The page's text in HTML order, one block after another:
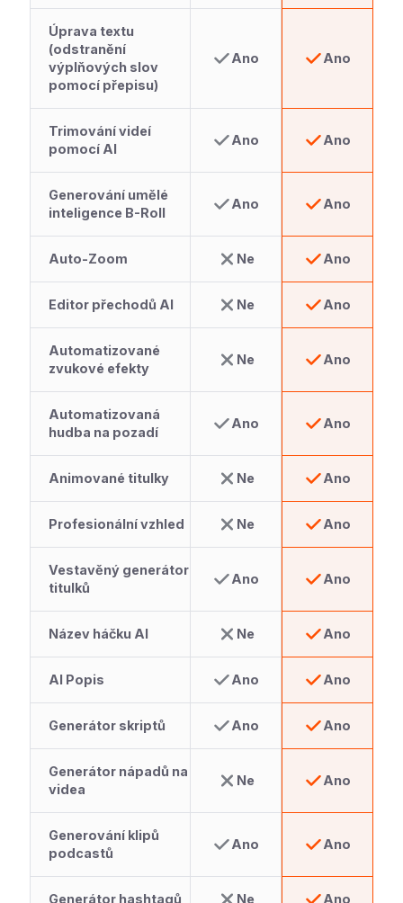
Úprava textu
(odstranění
výplňových slov
pomocí přepisu)
Ano Ano
Trimování videí
pomocí AI
Ano Ano
Generování umělé
inteligence B-Roll
Ano Ano
Auto-Zoom Ne Ano
Editor přechodů AI Ne Ano
Automatizované
zvukové efekty
Ne Ano
Automatizovaná
hudba na pozadí
Ano Ano
Animované titulky Ne Ano
Profesionální vzhled Ne Ano
Vestavěný generátor
titulků
Ano Ano
Název háčku AI Ne Ano
AI Popis Ano Ano
Generátor skriptů Ano Ano
Generátor nápadů na
videa
Ne Ano
Generování klipů
podcastů
Ano Ano
Generátor hashtagů Ne Ano